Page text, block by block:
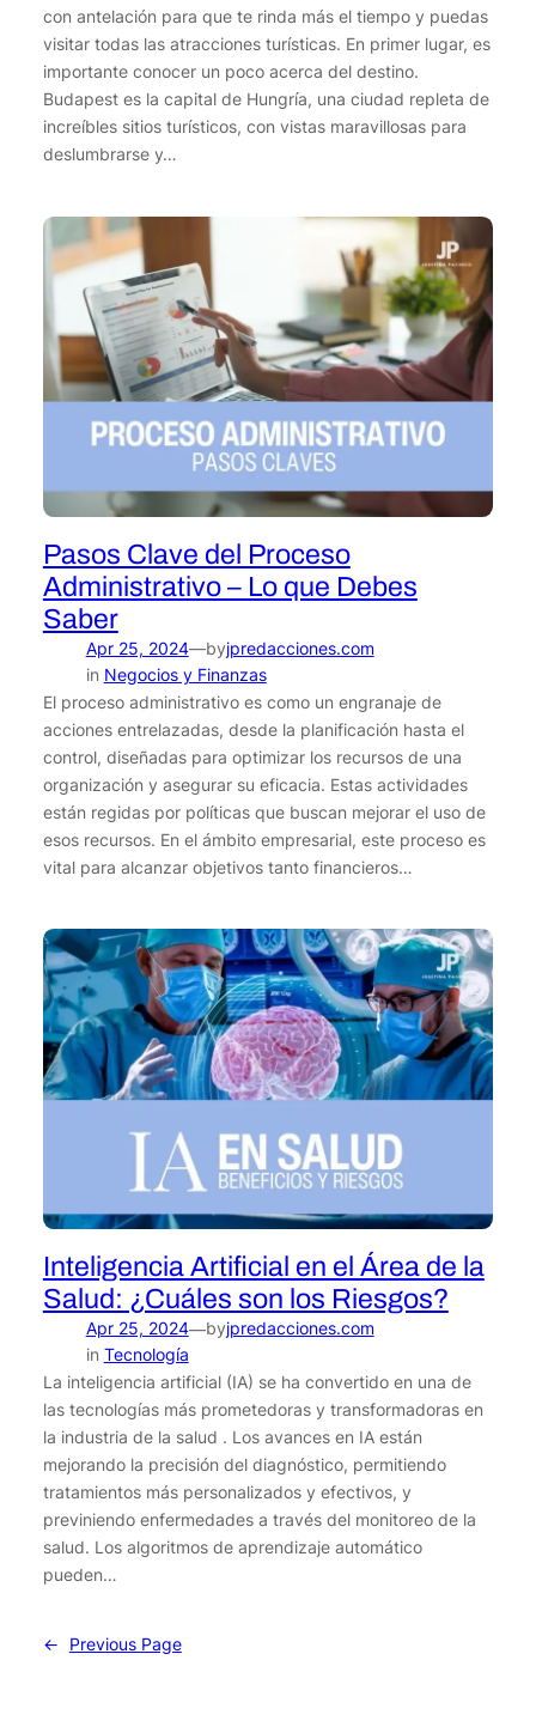
con antelación para que te rinda más el tiempo y puedas
visitar todas las atracciones turísticas. En primer lugar, es
importante conocer un poco acerca del destino.
Budapest es la capital de Hungría, una ciudad repleta de
increíbles sitios turísticos, con vistas maravillosas para
deslumbrarse y…
Pasos Clave del Proceso
Administrativo – Lo que Debes
Saber
Apr 25, 2024—byjpredacciones.com
in Negocios y Finanzas
El proceso administrativo es como un engranaje de
acciones entrelazadas, desde la planificación hasta el
control, diseñadas para optimizar los recursos de una
organización y asegurar su eficacia. Estas actividades
están regidas por políticas que buscan mejorar el uso de
esos recursos. En el ámbito empresarial, este proceso es
vital para alcanzar objetivos tanto financieros…
Inteligencia Artificial en el Área de la
Salud: ¿Cuáles son los Riesgos?
Apr 25, 2024—byjpredacciones.com
in Tecnología
La inteligencia artificial (IA) se ha convertido en una de
las tecnologías más prometedoras y transformadoras en
la industria de la salud . Los avances en IA están
mejorando la precisión del diagnóstico, permitiendo
tratamientos más personalizados y efectivos, y
previniendo enfermedades a través del monitoreo de la
salud. Los algoritmos de aprendizaje automático
pueden…
← Previous Page